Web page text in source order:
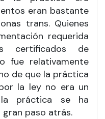
eran bastante
trans. Quienes
requerida
certificados de
fue relativamente
de que la práctica
la ley no era un
práctica se ha
gran paso atrás.